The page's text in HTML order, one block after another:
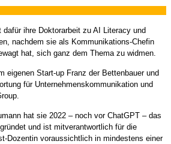
ihre Doktorarbeit zu AI Literacy und
nachdem sie als Kommunikations-Chefin
hat, sich ganz dem Thema zu widmen.
eigenen Start-up Franz der Bettenbauer und
für Unternehmenskommunikation und
hat sie 2022 – noch vor ChatGPT – das
und ist mitverantwortlich für die
Dozentin voraussichtlich in mindestens einer